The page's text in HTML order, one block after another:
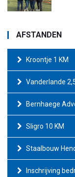
AFSTANDEN
Kroontje 1 KM
Vanderlande
Bernhaege
Sligro 10 KM
Staalbouw
Inschrijving